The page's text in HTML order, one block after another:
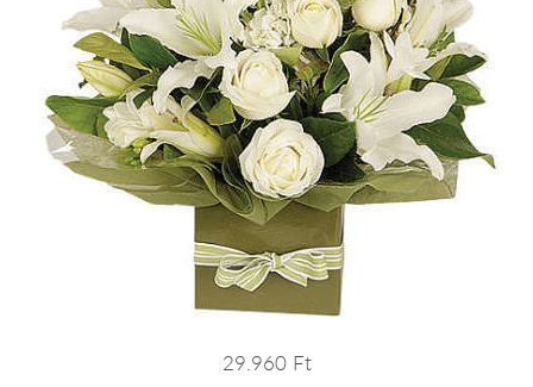
29.960 Ft